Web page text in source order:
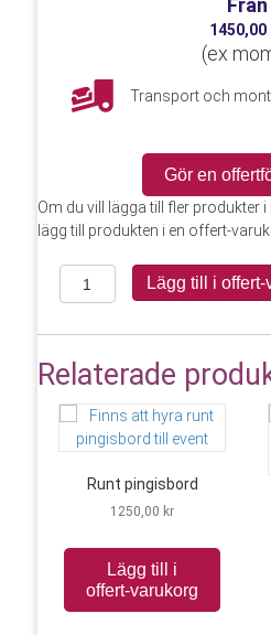
Från
1450,00
(ex
Transport och
Gör en
Om du vill lägga till fler produkter
lägg till produkten i en offert-
mängd
Lägg till i offert-
Relaterade
Runt pingisbord
1250,00 kr
Lägg till i
offert-varukorg